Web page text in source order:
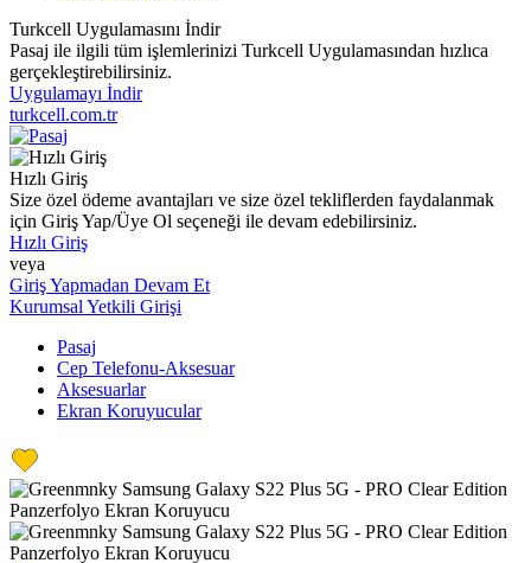
Turkcell Uygulamasını İndir
Pasaj ile ilgili tüm işlemlerinizi Turkcell Uygulamasından hızlıca
gerçekleştirebilirsiniz.
Uygulamayı İndir
turkcell.com.tr
Hızlı Giriş
Size özel ödeme avantajları ve size özel tekliflerden faydalanmak
için Giriş Yap/Üye Ol seçeneği ile devam edebilirsiniz.
Hızlı Giriş
veya
Giriş Yapmadan Devam Et
Kurumsal Yetkili Girişi
Pasaj
Cep Telefonu-Aksesuar
Aksesuarlar
Ekran Koruyucular